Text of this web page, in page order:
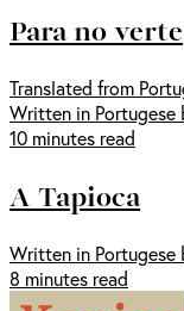
Para no verte
Translated from
Written in Portugese
10 minutes read
A Tapioca
Written in Portugese
8 minutes read